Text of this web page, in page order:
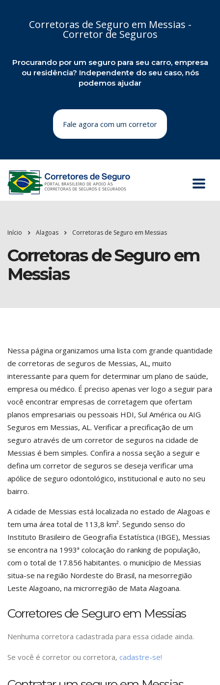
Corretoras de Seguro em Messias -
Corretor de Seguros
Procurando por um seguro para seu carro, empresa
ou residência? Independente do seu caso, nós
podemos ajudar
Fale agora com um corretor
Início Alagoas Corretoras de Seguro em Messias
Corretoras de Seguro em
Messias
Nessa página organizamos uma lista com grande quantidade
de corretoras de seguros de Messias, AL, muito
interessante para quem for determinar um plano de saúde,
empresa ou médico. É preciso apenas ver logo a seguir para
você encontrar empresas de corretagem que ofertam
planos empresariais ou pessoais HDI, Sul América ou AIG
Seguros em Messias, AL. Verificar a precificação de um
seguro através de um corretor de seguros na cidade de
Messias é bem simples. Confira a nossa seção a seguir e
defina um corretor de seguros se deseja verificar uma
apólice de seguro odontológico, institucional e auto no seu
bairro.
A cidade de Messias está localizada no estado de Alagoas e
tem uma área total de 113,8 km². Segundo senso do
Instituto Brasileiro de Geografia Estatística (IBGE), Messias
se encontra na 1993ª colocação do ranking de população,
com o total de 17.856 habitantes. o município de Messias
situa-se na região Nordeste do Brasil, na mesorregião
Leste Alagoano, na microrregião de Mata Alagoana.
Corretores de Seguro em Messias
Nenhuma corretora cadastrada para essa cidade ainda.
Se você é corretor ou corretora, cadastre-se!